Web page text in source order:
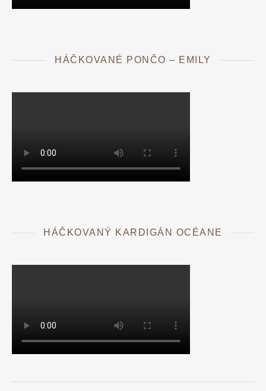
HÁČKOVANÉ PONČO – EMILY
HÁČKOVANÝ KARDIGÁN OCÉANE